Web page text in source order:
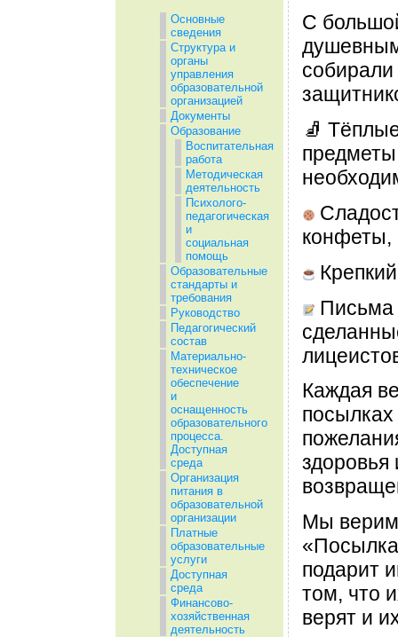
Основные
сведения
Структура и
органы
управления
образовательной
организацией
Документы
Образование
Воспитательная
работа
Методическая
деятельность
Психолого-
педагогическая
и
социальная
помощь
Образовательные
стандарты и
требования
Руководство
Педагогический
состав
Материально-
техническое
обеспечение
и
оснащенность
образовательного
процесса.
Доступная
среда
Организация
питания в
образовательной
организации
Платные
образовательные
услуги
Доступная
среда
Финансово-
хозяйственная
деятельность
С
🧦
конфеты,
Письма
Каждая
здоровья
Мы
подарит
том, что
верят и